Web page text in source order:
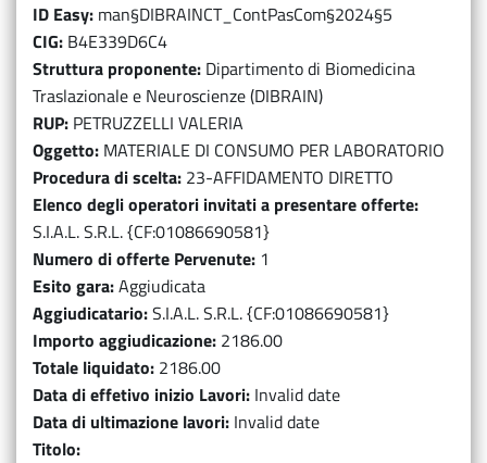
ID Easy man§DIBRAINCT_ContPasCom§2024§5
CIG B4E339D6C4
Struttura proponente Dipartimento di Biomedicina
Traslazionale e Neuroscienze (DIBRAIN)
RUP PETRUZZELLI VALERIA
Oggetto MATERIALE DI CONSUMO PER LABORATORIO
Procedura di scelta 23-AFFIDAMENTO DIRETTO
Elenco degli operatori invitati a presentare offerte
S.I.A.L. S.R.L. {CF:01086690581}
Numero di offerte Pervenute 1
Esito gara Aggiudicata
Aggiudicatario S.I.A.L. S.R.L. {CF:01086690581}
Importo aggiudicazione 2186.00
Totale liquidato 2186.00
Data di effetivo inizio Lavori Invalid date
Data di ultimazione lavori Invalid date
Titolo